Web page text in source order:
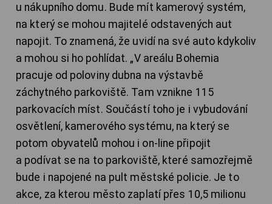
u nákupního domu. Bude mít kamerový systém,
na který se mohou majitelé odstavených aut
napojit. To znamená, že uvidí na své auto kdykoliv
a mohou si ho pohlídat. „V areálu Bohemia
pracuje od poloviny dubna na výstavbě
záchytného parkoviště. Tam vznikne 115
parkovacích míst. Součástí toho je i vybudování
osvětlení, kamerového systému, na který se
potom obyvatelů mohou i on-line připojit
a podívat se na to parkoviště, které samozřejmě
bude i napojené na pult městské policie. Je to
akce, za kterou město zaplatí přes 10,5 milionu